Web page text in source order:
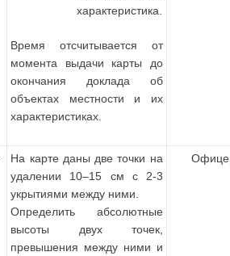
характеристика.
Время отсчитывается от
момента выдачи карты до
окончания доклада об
объектах местности и их
характеристиках.
На карте даны две точки на
удалении 10–15 см с 2-3
укрытиями между ними.
Определить абсолютные
высоты двух точек,
превышения между ними и